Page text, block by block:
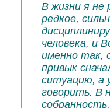
В жизни я не
редкое,
человека, и
именно так,
привык
ситуацию, а
говорить. В